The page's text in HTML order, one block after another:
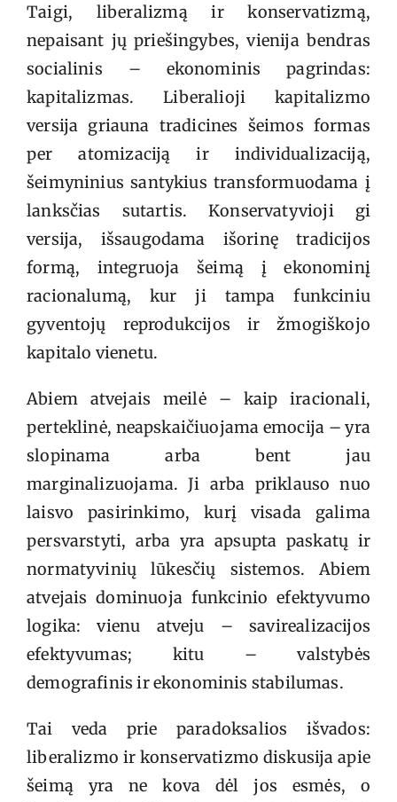
Taigi, liberalizmą ir konservatizmą,
nepaisant jų priešingybes, vienija bendras
socialinis – ekonominis pagrindas:
kapitalizmas. Liberalioji kapitalizmo
versija griauna tradicines šeimos formas
per atomizaciją ir individualizaciją,
šeimyninius santykius transformuodama į
lanksčias sutartis. Konservatyvioji gi
versija, išsaugodama išorinę tradicijos
formą, integruoja šeimą į ekonominį
racionalumą, kur ji tampa funkciniu
gyventojų reprodukcijos ir žmogiškojo
kapitalo vienetu.
Abiem atvejais meilė – kaip iracionali,
perteklinė, neapskaičiuojama emocija – yra
slopinama arba bent jau
marginalizuojama. Ji arba priklauso nuo
laisvo pasirinkimo, kurį visada galima
persvarstyti, arba yra apsupta paskatų ir
normatyvinių lūkesčių sistemos. Abiem
atvejais dominuoja funkcinio efektyvumo
logika: vienu atveju – savirealizacijos
efektyvumas; kitu – valstybės
demografinis ir ekonominis stabilumas.
Tai veda prie paradoksalios išvados:
liberalizmo ir konservatizmo diskusija apie
šeimą yra ne kova dėl jos esmės, o